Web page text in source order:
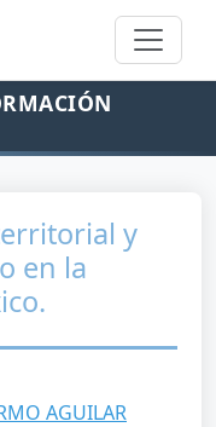
y
en la
AGUILAR